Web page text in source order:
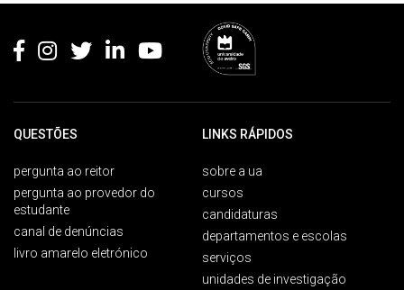
QUESTÕES
pergunta ao reitor
pergunta ao provedor do
estudante
canal de denúncias
livro amarelo eletrónico
LINKS RÁPIDOS
sobre a ua
cursos
candidaturas
departamentos e escolas
serviços
unidades de investigação